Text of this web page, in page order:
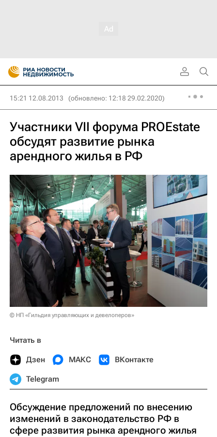
15:21 12.08.2013 (обновлено: 12:18 29.02.2020)
Участники VII форума PROEstate
обсудят развитие рынка
арендного жилья в РФ
© НП «Гильдия управляющих и девелоперов»
Читать в
Дзен МАКС ВКонтакте
Telegram
Обсуждение предложений по внесению
изменений в законодательство РФ в
сфере развития рынка арендного жилья